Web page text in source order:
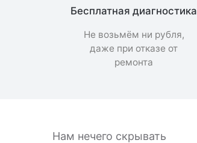
Бесплатная диагностика
Не возьмём ни рубля,
даже при отказе от
ремонта
Нам нечего скрывать